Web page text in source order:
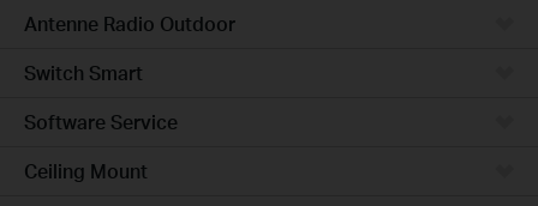
Antenne Radio Outdoor
Switch Smart
Software Service
Ceiling Mount